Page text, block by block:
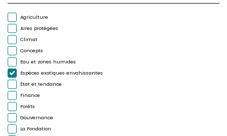
Agriculture
Aires protégées
Climat
Concepts
Eau et zones humides
Espèces exotiques envahissantes
État et tendance
Finance
Forêts
Gouvernance
La Fondation